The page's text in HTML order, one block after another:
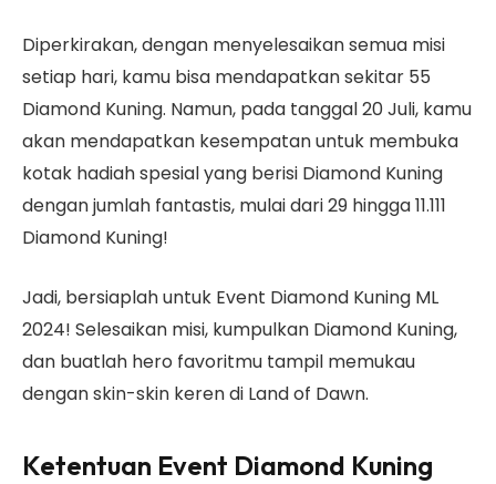
Diperkirakan, dengan menyelesaikan semua misi
setiap hari, kamu bisa mendapatkan sekitar 55
Diamond Kuning. Namun, pada tanggal 20 Juli, kamu
akan mendapatkan kesempatan untuk membuka
kotak hadiah spesial yang berisi Diamond Kuning
dengan jumlah fantastis, mulai dari 29 hingga 11.111
Diamond Kuning!
Jadi, bersiaplah untuk Event Diamond Kuning ML
2024! Selesaikan misi, kumpulkan Diamond Kuning,
dan buatlah hero favoritmu tampil memukau
dengan skin-skin keren di Land of Dawn.
Ketentuan Event Diamond Kuning